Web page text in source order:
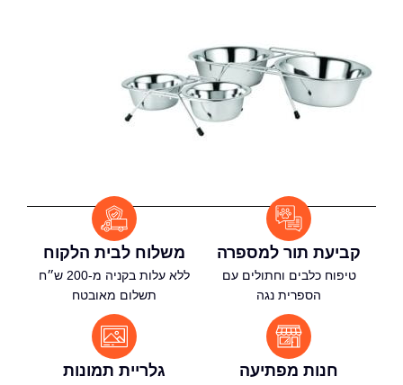
קביעת תור למספרה
טיפוח כלבים וחתולים עם
הספרית נגה
משלוח לבית הלקוח
ללא עלות בקניה מ-200 ש״ח
תשלום מאובטח
חנות מפתיעה גלריית תמונות